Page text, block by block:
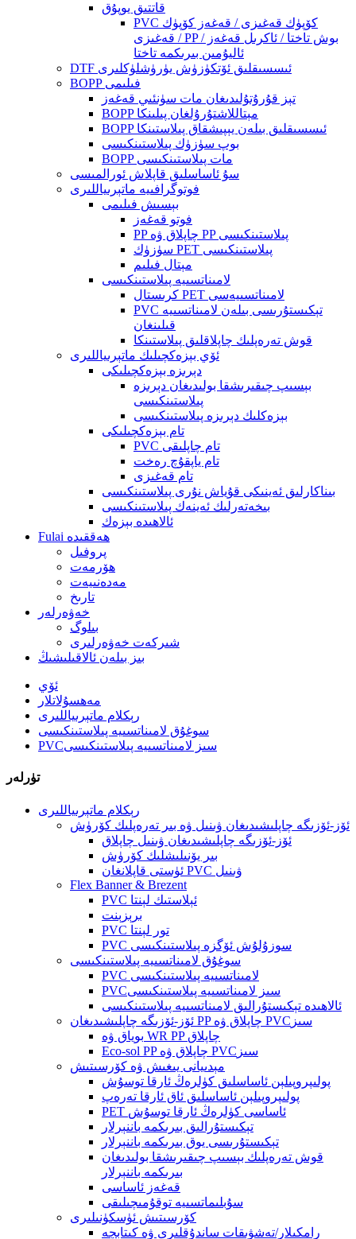
قاتتىق يوپۇق
PVC كۆپۈك قەغىزى / قەغەز كۆپۈك
قەغىزى / PP بوش تاختا / ئاكرىل قەغەز /
ئاليۇمىن بىرىكمە تاختا
DTF ئىسسىقلىق ئۆتكۈزۈش يۈرۈشلۈكلىرى
BOPP فىلىمى
تېز قۇرۇتۇلىدىغان مات سۈنئىي قەغەز
BOPP مېتاللاشتۇرۇلغان پىلىنكا
BOPP ئىسسىقلىق بىلەن يېپىشقاق پىلاستىنكا
بوپ سۈزۈك پىلاستىنكىسى
BOPP مات پىلاستىنكىسى
سۇ ئاساسلىق قاپلاش ئورالمىسى
فوتوگرافىيە ماتېرىياللىرى
بېسىش فىلىمى
فوتو قەغەز
PP چاپلاق ۋە PP پىلاستىنكىسى
سۈزۈك PET پىلاستىنكىسى
مېتال فىلىم
لامىناتسىيە پىلاستىنكىسى
كرىستال PET لامىناتسىيەسى
PVC تېكىستۇرىسى بىلەن لامىناتسىيە
قىلىنغان
قوش تەرەپلىك چاپلاقلىق پىلاستىنكا
ئۆي بېزەكچىلىك ماتېرىياللىرى
دېرىزە بېزەكچىلىكى
بېسىپ چىقىرىشقا بولىدىغان دېرىزە
پىلاستىنكىسى
بېزەكلىك دېرىزە پىلاستىنكىسى
تام بېزەكچىلىكى
PVC تام چاپلىقى
تام ياپقۇچ رەخت
تام قەغىزى
بىناكارلىق ئەينىكى قۇياش نۇرى پىلاستىنكىسى
بىخەتەرلىك ئەينەك پىلاستىنكىسى
ئالاھىدە بېزەك
Fulai ھەققىدە
پروفىل
ھۆرمەت
مەدەنىيەت
تارىخ
خەۋەرلەر
بىلوگ
شىركەت خەۋەرلىرى
بىز بىلەن ئالاقىلىشىڭ
ئۆي
مەھسۇلاتلار
رېكلام ماتېرىياللىرى
سوغۇق لامىناتسىيە پىلاستىنكىسى
PVCسىز لامىناتسىيە پىلاستىنكىسى
تۈرلەر
رېكلام ماتېرىياللىرى
ئۆز-ئۆزىگە چاپلىشىدىغان ۋىنىل ۋە بىر تەرەپلىك كۆرۈش
ئۆز-ئۆزىگە چاپلىشىدىغان ۋىنىل چاپلاق
بىر يۆنىلىشلىك كۆرۈش
ئۈستى قاپلانغان PVC ۋىنىل
Flex Banner & Brezent
PVC ئېلاستىك لېنتا
برېزېنت
PVC تور لېنتا
PVC سوزۇلۇش ئۆگزە پىلاستىنكىسى
سوغۇق لامىناتسىيە پىلاستىنكىسى
PVC لامىناتسىيە پىلاستىنكىسى
PVCسىز لامىناتسىيە پىلاستىنكىسى
ئالاھىدە تېكىستۇرالىق لامىناتسىيە پىلاستىنكىسى
ئۆز-ئۆزىگە چاپلىشىدىغان PP چاپلاق ۋە PVCسىز
بوياق ۋە WR PP چاپلاق
Eco-sol PP چاپلاق ۋە PVCسىز
مېدىيانى يىغىش ۋە كۆرسىتىش
پولىپروپىلېن ئاساسلىق كۈلرەڭ ئارقا توسۇش
پولىپروپىلېن ئاساسلىق ئاق ئارقا تەرەپ
PET ئاساسى كۈلرەڭ ئارقا توسۇش
تېكىستۇرالىق بىرىكمە باننېرلار
تېكىستۇرىسى يوق بىرىكمە باننېرلار
قوش تەرەپلىك بېسىپ چىقىرىشقا بولىدىغان
بىرىكمە باننېرلار
قەغەز ئاساسى
سۇبلىماتسىيە توقۇمىچىلىقى
كۆرسىتىش ئۈسكۈنىلىرى
رامكىلار/تەشۋىقات ساندۇقلىرى ۋە كىتابچە